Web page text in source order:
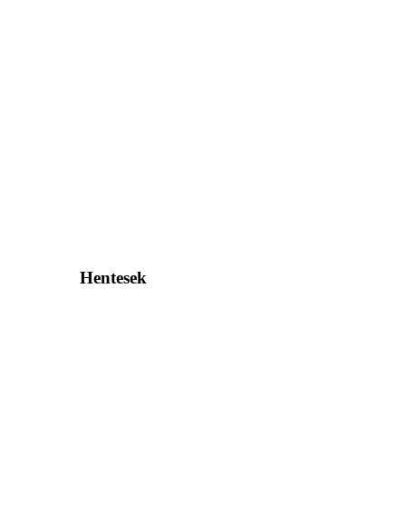
Hentesek